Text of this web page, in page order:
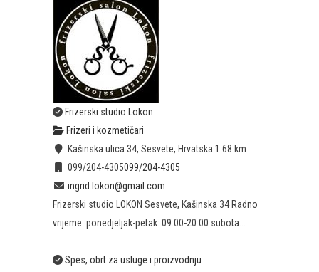
Frizerski studio Lokon
Frizeri i kozmetičari
Kašinska ulica 34, Sesvete, Hrvatska 1.68 km
099/204-4305099/204-4305
ingrid.lokon@gmail.com
Frizerski studio LOKON Sesvete, Kašinska 34 Radno
vrijeme: ponedjeljak-petak: 09:00-20:00 subota...
Spes, obrt za usluge i proizvodnju